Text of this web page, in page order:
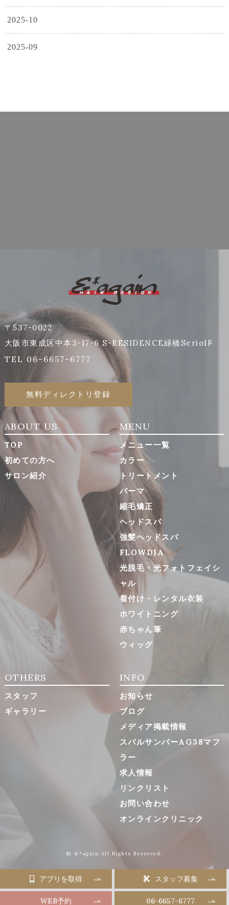
アプリを取得 スタッフ募集
WEB予約 06-6657-6777
2025-10
2025-09
〒537-0022
大阪市東成区中本3-17-6 S-RESIDENCE緑橋Serio1F
TEL 06-6657-6777
無料ディレクトリ登録
ABOUT US
TOP
初めての方へ
サロン紹介
MENU
メニュー一覧
カラー
トリートメント
パーマ
縮毛矯正
ヘッドスパ
強髪ヘッドスパ
FLOWDIA
光脱毛・光フォトフェイシ
ャル
着付け・レンタル衣装
ホワイトニング
赤ちゃん筆
ウィッグ
OTHERS
スタッフ
ギャラリー
INFO
お知らせ
ブログ
メディア掲載情報
スバルサンバーAG38マフ
ラー
求人情報
リンクリスト
お問い合わせ
オンラインクリニック
© ＆*again All Rights Reserved.